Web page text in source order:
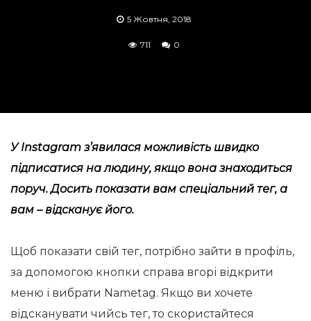
5 Жовтня, 2018
711 0
УInstagram з’явилася можливість швидко
підписатися на людину, якщо вона знаходиться
поруч. Досить показати вам спеціальний тег, а
вам – відсканує його.
Щоб показати свій тег, потрібно зайти в профіль,
за допомогою кнопки справа вгорі відкрити
меню і вибрати Nametag. Якщо ви хочете
відсканувати чийсь тег, то скористайтеся